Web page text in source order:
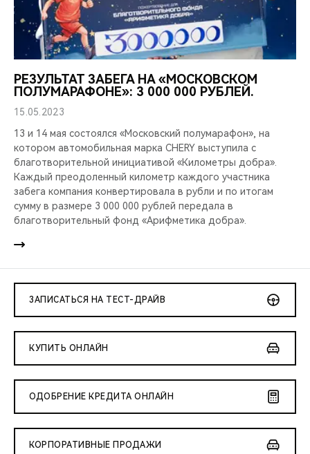
РЕЗУЛЬТАТ ЗАБЕГА НА «МОСКОВСКОМ
ПОЛУМАРАФОНЕ»: 3 000 000 РУБЛЕЙ.
15.05.2023
13 и 14 мая состоялся «Московский полумарафон», на
котором автомобильная марка CHERY выступила с
благотворительной инициативой «Километры добра».
Каждый преодоленный километр каждого участника
забега компания конвертировала в рубли и по итогам
сумму в размере 3 000 000 рублей передала в
благотворительный фонд «Арифметика добра».
ЗАПИСАТЬСЯ НА ТЕСТ-ДРАЙВ
КУПИТЬ ОНЛАЙН
ОДОБРЕНИЕ КРЕДИТА ОНЛАЙН
КОРПОРАТИВНЫЕ ПРОДАЖИ